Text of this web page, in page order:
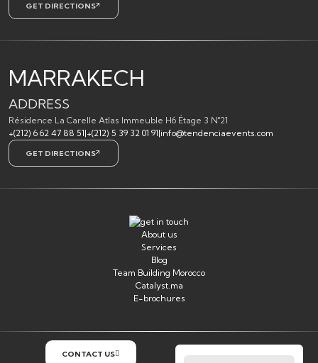
GET DIRECTIONS
MARRAKECH
ADDRESS
Résidence La Carelle Atlas Immeuble H6 Étage 3 N°21
+(212) 6 62 47 88 51|+(212) 5 39 32 01 91|info@tendenciaevents.com
GET DIRECTIONS
About us
Services
Blog
Team Building Morocco
Catalyst.ma
E-brochures
CONTACT US